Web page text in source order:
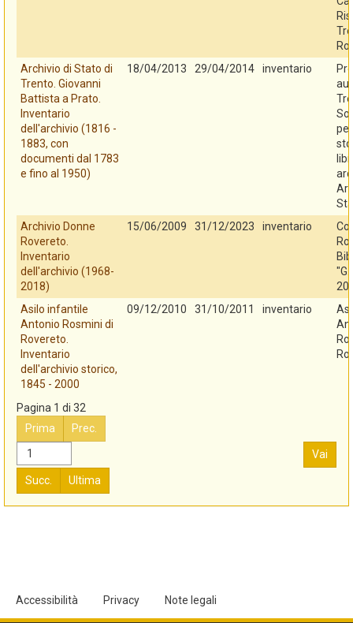
Archivio di Stato di
Trento. Giovanni
Battista a Prato.
Inventario
dell'archivio (1816 -
1883, con
documenti dal 1783
e fino al 1950)
18/04/2013 29/04/2014 inventario
Archivio Donne
Rovereto.
Inventario
dell'archivio (1968-
2018)
15/06/2009 31/12/2023 inventario
Asilo infantile
Antonio Rosmini di
Rovereto.
Inventario
dell'archivio storico,
1845 - 2000
09/12/2010 31/10/2011 inventario
Pagina 1 di 32
Prima
Prec.
Vai
Succ. Ultima
Accessibilità Privacy Note legali